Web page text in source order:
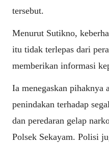
tersebut.
Menurut Sutikno,
itu tidak terlepas dari
memberikan informasi
Ia menegaskan pihaknya
penindakan terhadap
dan peredaran gelap
Polsek Sekayam. Polisi